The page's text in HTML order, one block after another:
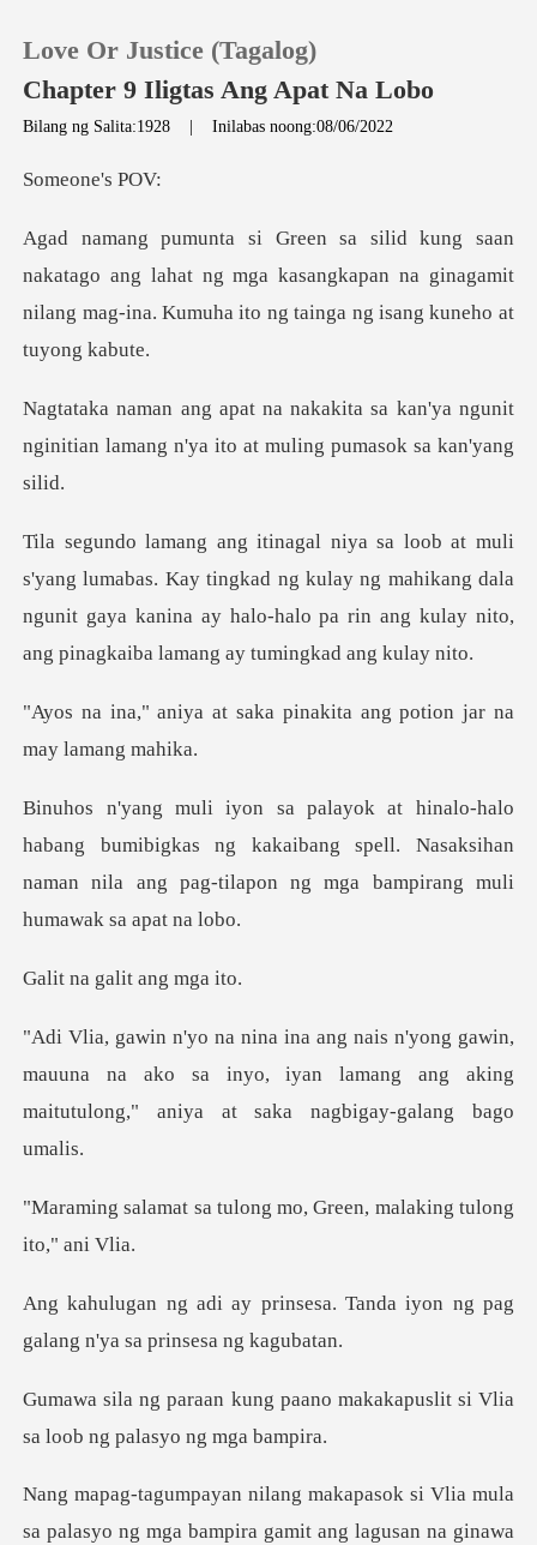
MAG-TOP UP
Kasaysayan ng Pagbasa
Kunin ang APP
Love Or Justice (Tagalog)
Chapter 9 Iligtas Ang Apat Na Lobo
Bilang ng Salita:1928 |Inilabas noong:08/06/2022
ne's
ang lahat ng mga kasangkapan na ginagamit
nilang mag-in
kan'ya ngunit
nginitian lamang n'ya it
ay tingkad ng kulay ng mahikang dala
ngunit gaya kanina ay halo-halo pa
aka pinakita ang potion j
bumibigkas ng kakaibang spell. Nasaksihan
naman nila ang p
galit ang
in,
mauuna na ako sa inyo, iyan lamang ang aking
mait
long mo, Green, malakin
sa. Tanda iyon ng pag
galang n
ano makakapuslit si Vlia
sa l
agusan na ginawa